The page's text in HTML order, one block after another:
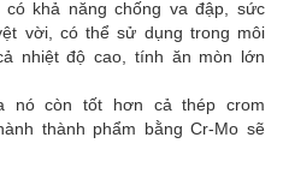
khả năng chống va đập, sức
vời, có thể sử dụng trong môi
nhiệt độ cao, tính ăn mòn lớn
nó còn tốt hơn cả thép crom
thành phẩm bằng Cr-Mo sẽ